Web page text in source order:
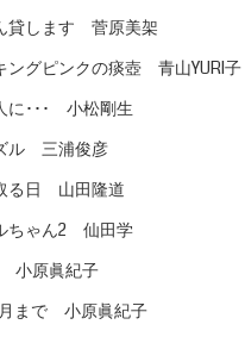
貸します 菅原美架
ングピンクの痰壺 青山YURI子
に･･･ 小松剛生
ル 三浦俊彦
る日 山田隆道
ちゃん2 仙田学
小原眞紀子
まで 小原眞紀子